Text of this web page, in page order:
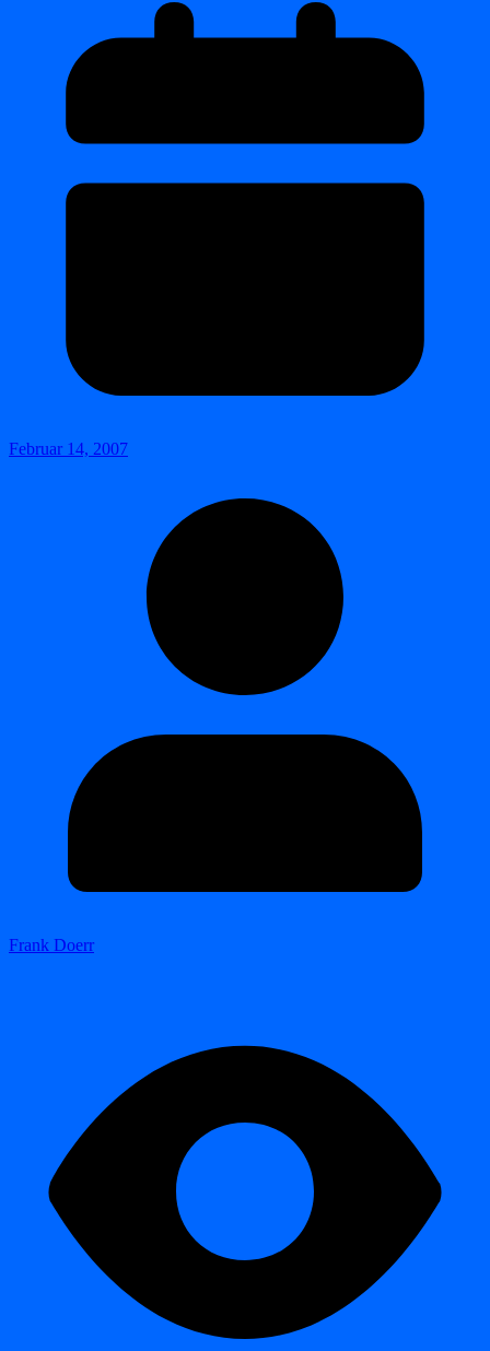
Februar 14, 2007
Frank Doerr